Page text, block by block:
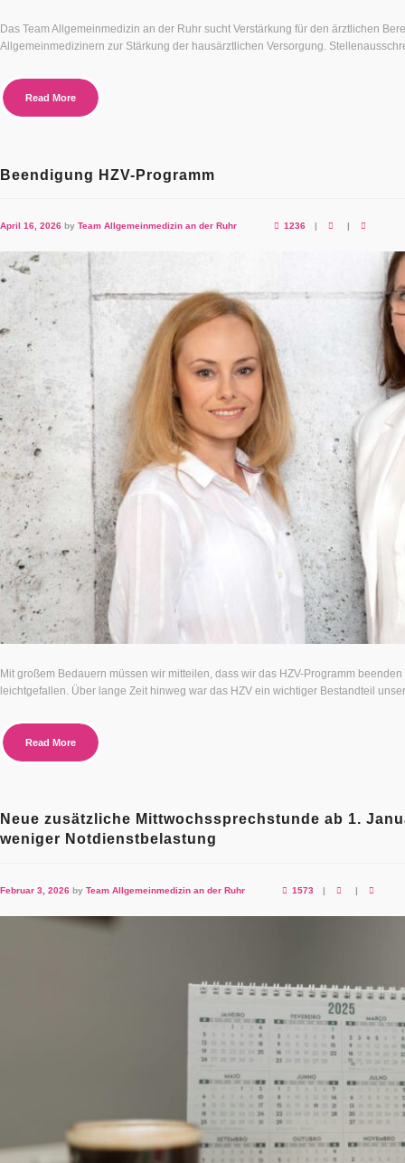
Das Team Allgemeinmedizin an der Ruhr sucht Verstärkung für den ärztlichen
Allgemeinmedizinern zur Stärkung der hausärztlichen Versorgung.
Read More
Beendigung HZV-Programm
April 16, 2026 by Team Allgemeinmedizin an der Ruhr 1236
Mit großem Bedauern müssen wir mitteilen, dass wir das HZV-Programm
leichtgefallen. Über lange Zeit hinweg war das HZV ein wichtiger Bestandteil
Read More
Neue zusätzliche Mittwochssprechstunde ab 1.
weniger Notdienstbelastung
Februar 3, 2026 by Team Allgemeinmedizin an der Ruhr 1573